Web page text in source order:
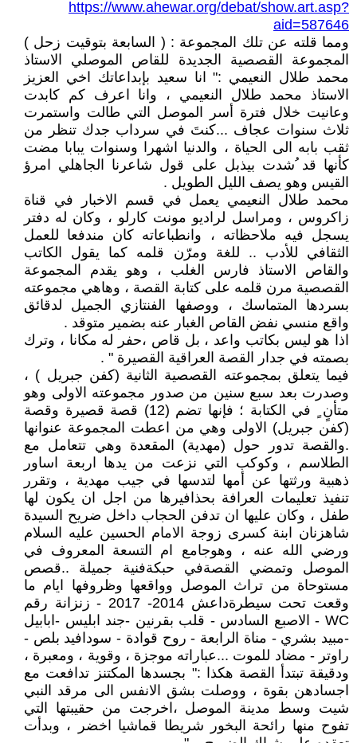
https://www.ahewar.org/debat/show.art.asp?
aid=587646
ومما قلته عن تلك المجموعة : ( السابعة بتوقيت زحل )
المجموعة القصصية الجديدة للقاص الموصلي الاستاذ
محمد طلال النعيمي :" انا سعيد بإبداعاتك اخي العزيز
الاستاذ محمد طلال النعيمي ، وانا اعرف كم كابدت
وعانيت خلال فترة أسر الموصل التي طالت واستمرت
ثلاث سنوات عجاف ...كنتَ في سرداب جدك تنظر من
ثقب بابه الى الحياة ، والدنيا اشهرا وسنوات يبابا مضت
كأنها قد ُشدت بيذبل على قول شاعرنا الجاهلي امرؤ
القيس وهو يصف الليل الطويل .
محمد طلال النعيمي يعمل في قسم الاخبار في قناة
زاكروس ، ومراسل لراديو مونت كارلو ، وكان له دفتر
يسجل فيه ملاحظاته ، وانطباعاته كان مندفعا للعمل
الثقافي للأدب .. للغة ومرّن قلمه كما يقول الكاتب
والقاص الاستاذ فارس الغلب ، وهو يقدم المجموعة
القصصية مرن قلمه على كتابة القصة ، وهاهي مجموعته
بسردها المتماسك ، ووصفها الفنتازي الجميل لدقائق
واقع منسي نفض القاص الغبار عنه بضمير متوقد .
اذا هو ليس بكاتب واعد ، بل قاص ،حفر له مكانا ، وترك
بصمته في جدار القصة العراقية القصيرة " .
فيما يتعلق بمجموعته القصصية الثانية (كفن جبريل ) ،
وصدرت بعد سبع سنين من صدور مجموعته الاولى وهو
متأنٍ ٍ في الكتابة ؛ فإنها تضم (12) قصة قصيرة وقصة
(كفن جبريل) الاولى وهي من اعطت المجموعة عنوانها
.والقصة تدور حول (مهدية) المقعدة وهي تتعامل مع
الطلاسم ، وكوكب التي نزعت من يدها اربعة اساور
ذهبية ورثتها عن أمها لتدسها في جيب مهدية ، وتقرر
تنفيذ تعليمات العرافة بحذافيرها من اجل ان يكون لها
طفل ، وكان عليها ان تدفن الحجاب داخل ضريح السيدة
شاهزنان ابنة كسرى زوجة الامام الحسين عليه السلام
ورضي الله عنه ، وهوجامع ام التسعة المعروف في
الموصل وتمضي القصةفي حبكةفنية جميلة ..قصص
مستوحاة من تراث الموصل وواقعها وظروفها ايام ما
وقعت تحت سيطرةداعش 2014- 2017 - زنزانة رقم
WC - الاصبع السادس - قلب بقرنين -جند ابليس -ابابيل
-مبيد بشري - مناة الرابعة - روح قوادة - سودافيد بلص -
راوتر - مضاد للموت ...عباراته موجزة ، وقوية ، ومعبرة ،
ودقيقة تبتدأ القصة هكذا :" بجسدها المكتنز تدافعت مع
اجسادهن بقوة ، ووصلت بشق الانفس الى مرقد النبي
شيت وسط مدينة الموصل ،اخرجت من حقيبتها التي
تفوح منها رائحة البخور شريطا قماشيا اخضر ، وبدأت